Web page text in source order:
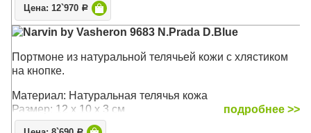
Цена: 12`970 Р
Narvin by Vasheron 9683 N.Prada D.Blue
Портмоне из натуральной телячьей кожи с хлястиком
на кнопке.
Материал: Натуральная телячья кожа
Размер: 12 х 10 х 3 см
подробнее >>